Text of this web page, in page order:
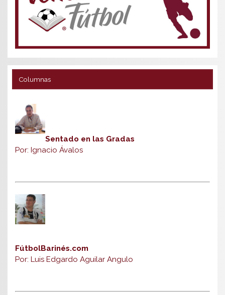
Columnas
Sentado en las Gradas
Por: Ignacio Ávalos
FútbolBarinés.com
Por: Luis Edgardo Aguilar Angulo